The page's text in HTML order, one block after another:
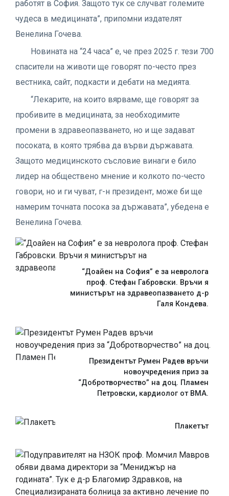
работят в София. Защото тук се случват големите
чудеса в медицината”, припомни издателят
Венелина Гочева.
Новината на “24 часа” е, че през 2025 г. тези 700
спасители на животи ще говорят по-често през
вестника, сайт, подкасти и дебати на медията.
“Лекарите, на които вярваме, ще говорят за
пробивите в медицината, за необходимите
промени в здравеопазването, но и ще задават
посоката, в която трябва да върви държавата.
Защото медицинското съсловие винаги е било
лидер на обществено мнение и колкото по-често
говори, но и ги чуват, г-н президент, може би ще
намерим точната посока за държавата”, убедена е
Венелина Гочева.
“Доайен на София” е за невролога
проф. Стефан Габровски. Връчи я
министърът на здравеопазването д-р
Галя Кондева.
Президентът Румен Радев връчи
новоучредения приз за
“Добротворчество” на доц. Пламен
Петровски, кардиолог от ВМА.
Плакетът